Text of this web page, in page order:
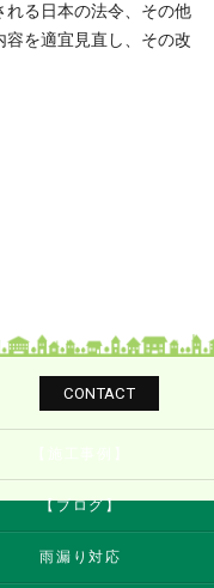
れる日本の法令、その他
を適宜見直し、その改
CONTACT
【ブログ】
雨漏り対応